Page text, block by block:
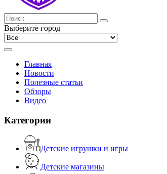
Выберите город
Главная
Новости
Полезные статьи
Обзоры
Видео
Категории
Детские игрушки и игры
Детские магазины